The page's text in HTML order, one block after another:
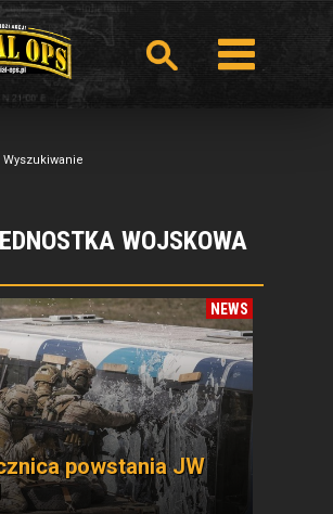
Wyszukiwanie
WOJSKOWA
NEWS
powstania JW